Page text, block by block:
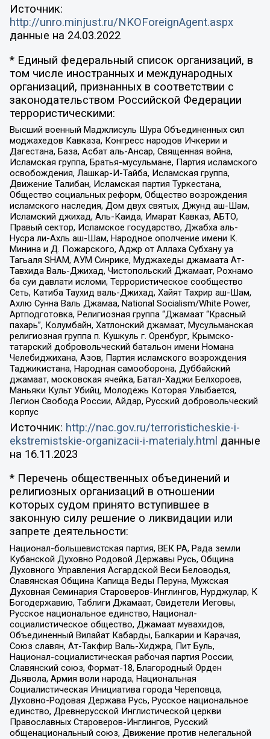
Источник:
http://unro.minjust.ru/NKOForeignAgent.aspx
данные на 24.03.2022
* Единый федеральный список организаций, в
том числе иностранных и международных
организаций, признанных в соответствии с
законодательством Российской Федерации
террористическими:
Высший военный Маджлисуль Шура Объединенных сил
моджахедов Кавказа, Конгресс народов Ичкерии и
Дагестана, База, Асбат аль-Ансар, Священная война,
Исламская группа, Братья-мусульмане, Партия исламского
освобождения, Лашкар-И-Тайба, Исламская группа,
Движение Талибан, Исламская партия Туркестана,
Общество социальных реформ, Общество возрождения
исламского наследия, Дом двух святых, Джунд аш-Шам,
Исламский джихад, Аль-Каида, Имарат Кавказ, АБТО,
Правый сектор, Исламское государство, Джабха аль-
Нусра ли-Ахль аш-Шам, Народное ополчение имени К.
Минина и Д. Пожарского, Аджр от Аллаха Субхану уа
Тагьаля SHAM, АУМ Синрике, Муджахеды джамаата Ат-
Тавхида Валь-Джихад, Чистопольский Джамаат, Рохнамо
ба суи давлати исломи, Террористическое сообщество
Сеть, Катиба Таухид валь-Джихад, Хайят Тахрир аш-Шам,
Ахлю Сунна Валь Джамаа, National Socialism/White Power,
Артподготовка, Религиозная группа “Джамаат “Красный
пахарь”, Колумбайн, Хатлонский джамаат, Мусульманская
религиозная группа п. Кушкуль г. Оренбург, Крымско-
татарский добровольческий батальон имени Номана
Челебиджихана, Азов, Партия исламского возрождения
Таджикистана, Народная самооборона, Дуббайский
джамаат, московская ячейка, Батал-Хаджи Белхороев,
Маньяки Культ Убийц, Молодёжь Которая Улыбается,
Легион Свобода России, Айдар, Русский добровольческий
корпус
Источник: http://nac.gov.ru/terroristicheskie-i-
ekstremistskie-organizacii-i-materialy.html данные
на 16.11.2023
* Перечень общественных объединений и
религиозных организаций в отношении
которых судом принято вступившее в
законную силу решение о ликвидации или
запрете деятельности:
Национал-большевистская партия, ВЕК РА, Рада земли
Кубанской Духовно Родовой Державы Русь, Община
Духовного Управления Асгардской Веси Беловодья,
Славянская Община Капища Веды Перуна, Мужская
Духовная Семинария Староверов-Инглингов, Нурджулар, К
Богодержавию, Таблиги Джамаат, Свидетели Иеговы,
Русское национальное единство, Национал-
социалистическое общество, Джамаат мувахидов,
Объединенный Вилайат Кабарды, Балкарии и Карачая,
Союз славян, Ат-Такфир Валь-Хиджра, Пит Буль,
Национал-социалистическая рабочая партия России,
Славянский союз, Формат-18, Благородный Орден
Дьявола, Армия воли народа, Национальная
Социалистическая Инициатива города Череповца,
Духовно-Родовая Держава Русь, Русское национальное
единство, Древнерусской Инглистической церкви
Православных Староверов-Инглингов, Русский
общенациональный союз, Движение против нелегальной